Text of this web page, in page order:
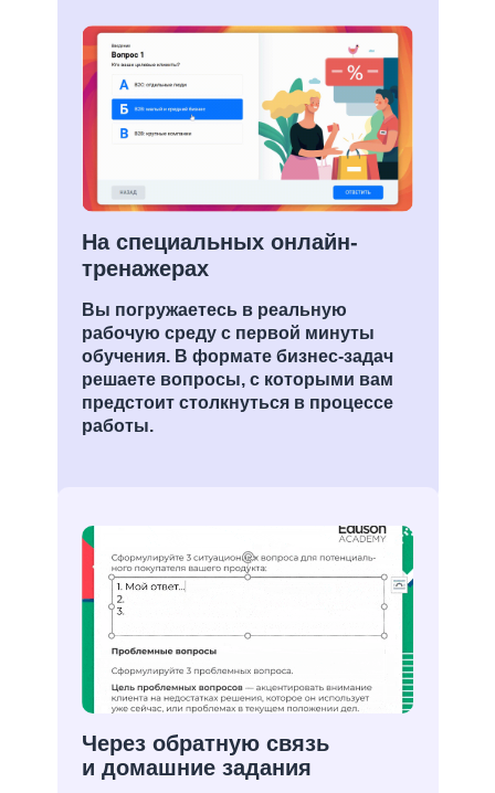
Вы погружаетесь в реальную
рабочую среду с первой минуты
обучения. В формате бизнес-задач
решаете вопросы, с которыми вам
предстоит столкнуться в процессе
работы.
На специальных онлайн-
тренажерах
Через обратную связь
и домашние задания